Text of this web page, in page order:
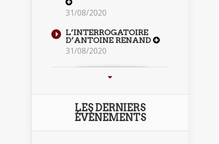
31/08/2020
L’INTERROGATOIRE
D’ANTOINE RENAND
31/08/2020
LES DERNIERS
ÉVÈNEMENTS